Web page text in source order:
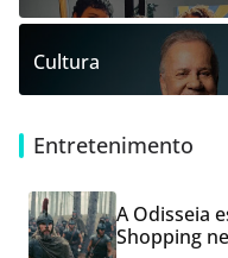
Cultura
Entretenimento
A Odisseia
Shopping